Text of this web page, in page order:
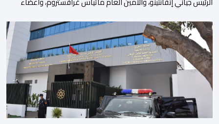
العمل الداخلي. ​وشهد اللقاء تجديد الثقة المتبادلة بين القيادة التنفيذية
للاتحاد، حيث أكد المجتمعون دعمهم الكامل للرئيس إنفانتينو باعتباره
المسؤول الوحيد المباشر والمنتخب من قِبل 211 اتحادا […]